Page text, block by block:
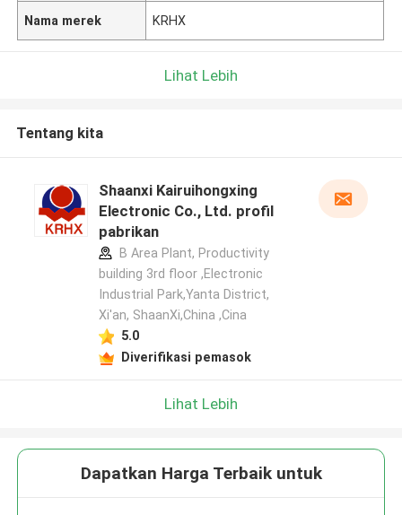
Nama merek KRHX
Lihat Lebih
Tentang kita
Shaanxi Kairuihongxing
Electronic Co., Ltd. profil
pabrikan
B Area Plant, Productivity
building 3rd floor ,Electronic
Industrial Park,Yanta District,
Xi'an, ShaanXi,China ,Cina
5.0
Diverifikasi pemasok
Lihat Lebih
Dapatkan Harga Terbaik untuk